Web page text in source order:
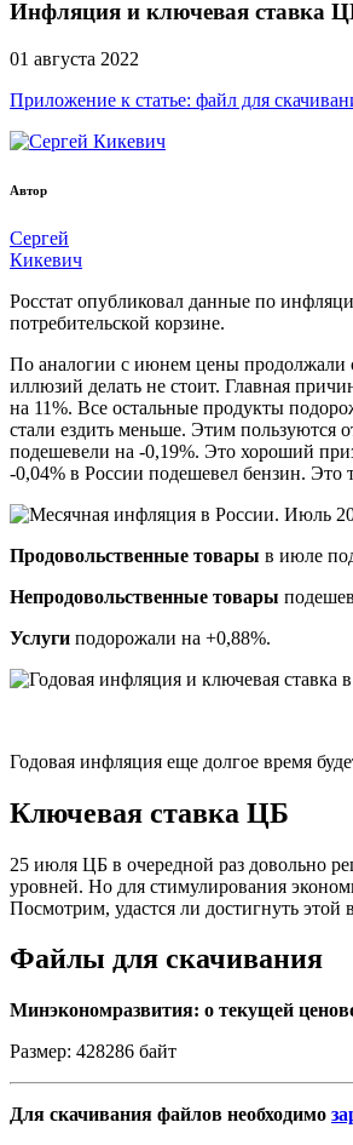
Инфляция и ключевая ставка
01 августа 2022
Приложение к статье: файл для
Автор
Сергей
Кикевич
Росстат опубликовал данные по
потребительской корзине.
По аналогии с июнем цены продолжали
иллюзий делать не стоит. Главная
на 11%. Все остальные продукты
стали ездить меньше. Этим пользуются
подешевели на -0,19%. Это хороший
-0,04% в России подешевел бензин.
Продовольственные товары в июле
Непродовольственные товары
Услуги подорожали на +0,88%.
Годовая инфляция еще долгое время
Ключевая ставка ЦБ
25 июля ЦБ в очередной раз довольно
уровней. Но для стимулирования
Посмотрим, удастся ли достигнуть этой
Файлы для скачивания
Минэкономразвития: о текущей
Размер: 428286 байт
Для скачивания файлов необходимо